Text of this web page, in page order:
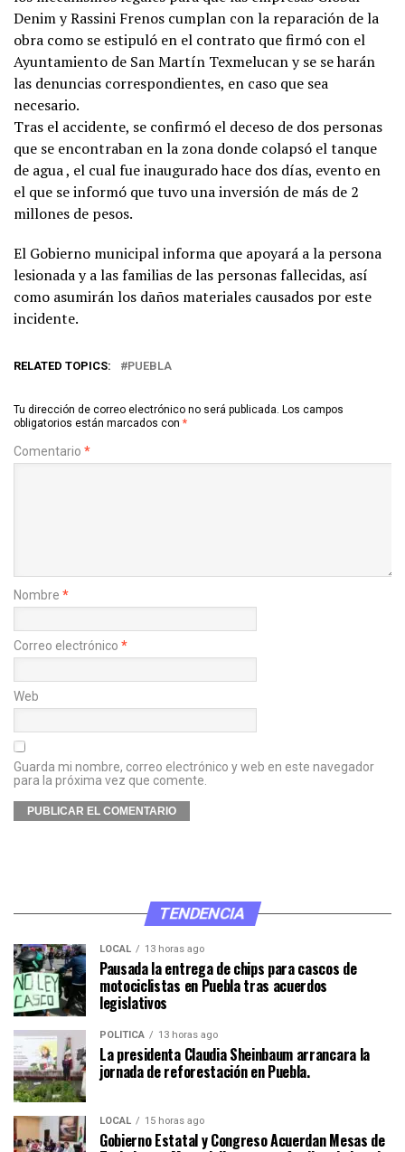
Denim y Rassini Frenos cumplan con la reparación de la
obra como se estipuló en el contrato que firmó con el
Ayuntamiento de San Martín Texmelucan y se se harán
las denuncias correspondientes, en caso que sea
necesario.
Tras el accidente, se confirmó el deceso de dos personas
que se encontraban en la zona donde colapsó el tanque
de agua , el cual fue inaugurado hace dos días, evento en
el que se informó que tuvo una inversión de más de 2
millones de pesos.
El Gobierno municipal informa que apoyará a la persona
lesionada y a las familias de las personas fallecidas, así
como asumirán los daños materiales causados por este
incidente.
RELATED TOPICS: PUEBLA
Tu dirección de correo electrónico no será publicada. Los campos
obligatorios están marcados con *
Comentario *
Nombre *
Correo electrónico *
Web
Guarda mi nombre, correo electrónico y web en este navegador
para la próxima vez que comente.
TENDENCIA
LOCAL 13 horas ago
Pausada la entrega de chips para cascos de
motociclistas en Puebla tras acuerdos
legislativos
POLÍTICA 13 horas ago
La presidenta Claudia Sheinbaum arrancara la
jornada de reforestación en Puebla.
LOCAL 15 horas ago
Gobierno Estatal y Congreso Acuerdan Mesas de